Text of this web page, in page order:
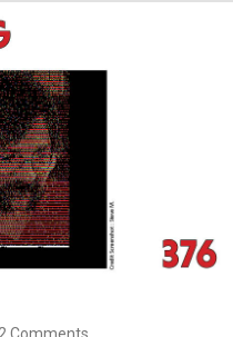
2 Comments